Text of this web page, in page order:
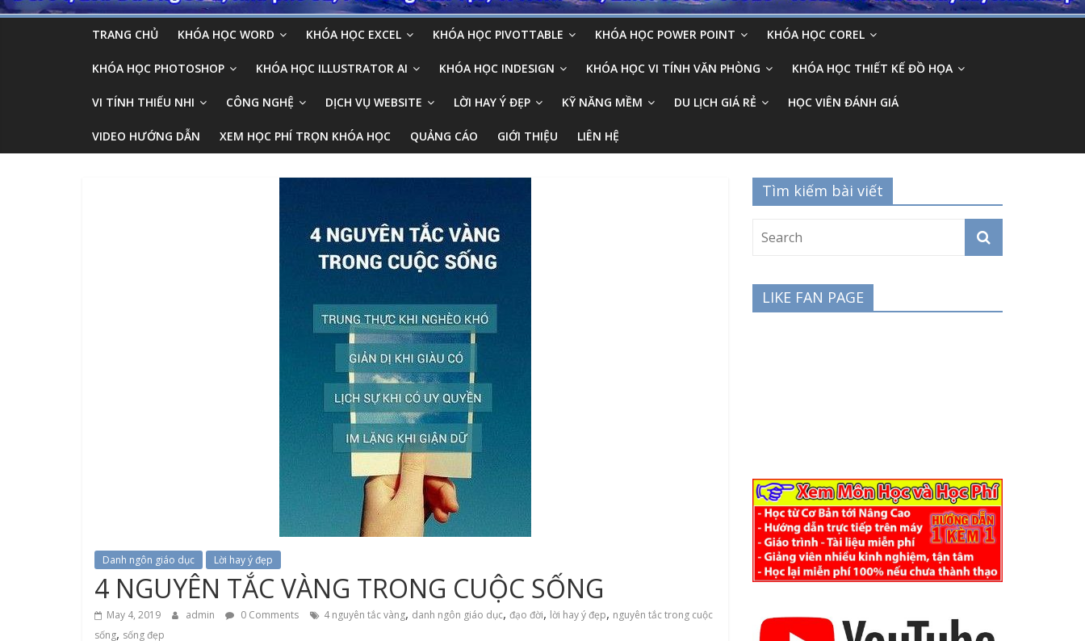
TRANG CHỦ KHÓA HỌC WORD KHÓA HỌC EXCEL KHÓA HỌC PIVOTTABLE KHÓA HỌC POWER POINT KHÓA HỌC COREL
KHÓA HỌC PHOTOSHOP KHÓA HỌC ILLUSTRATOR AI KHÓA HỌC INDESIGN KHÓA HỌC VI TÍNH VĂN PHÒNG KHÓA HỌC THIẾT KẾ ĐỒ HỌA
VI TÍNH THIẾU NHI CÔNG NGHỆ DỊCH VỤ WEBSITE LỜI HAY Ý ĐẸP KỸ NĂNG MỀM DU LỊCH GIÁ RẺ HỌC VIÊN ĐÁNH GIÁ
VIDEO HƯỚNG DẪN XEM HỌC PHÍ TRỌN KHÓA HỌC QUẢNG CÁO GIỚI THIỆU LIÊN HỆ
Danh ngôn giáo dục Lời hay ý đẹp
4 NGUYÊN TẮC VÀNG TRONG CUỘC SỐNG
May 4, 2019 admin 0 Comments 4 nguyên tắc vàng, danh ngôn giáo dục, đạo đời, lời hay ý đẹp, nguyên tắc trong cuộc
sống, sống đẹp
Tìm kiếm bài viết
LIKE FAN PAGE